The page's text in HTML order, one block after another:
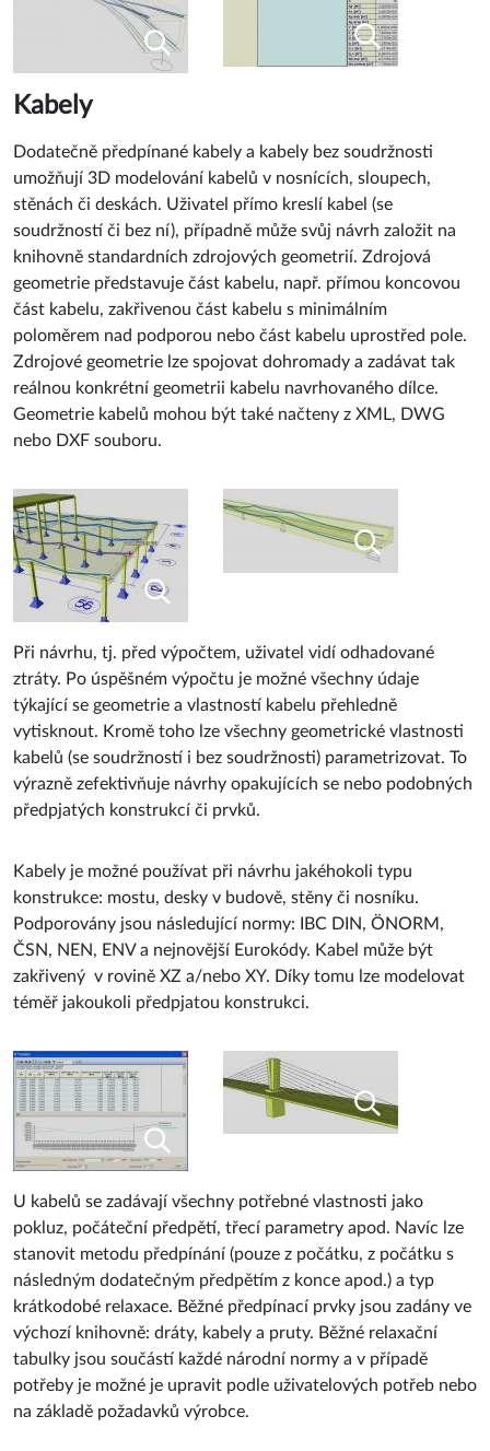
Dodatečně předpínané kabely a kabely bez soudržnosti
stěnách či deskách. Uživatel přímo kreslí kabel (se
soudržností či bez ní), případně může svůj návrh založit na
knihovně standardních zdrojových geometrií. Zdrojová
geometrie představuje část kabelu, např. přímou koncovou
část kabelu, zakřivenou část kabelu s minimálním
poloměrem nad podporou nebo část kabelu uprostřed pole.
Zdrojové geometrie lze spojovat dohromady a zadávat tak
reálnou konkrétní geometrii kabelu navrhovaného dílce.
Geometrie kabelů mohou být také načteny z XML, DWG
nebo DXF souboru.
Při návrhu, tj. před výpočtem, uživatel vidí odhadované
týkající se geometrie a vlastností kabelu přehledně
vytisknout. Kromě toho lze všechny geometrické vlastnosti
kabelů (se soudržností i bez soudržnosti) parametrizovat. To
výrazně zefektivňuje návrhy opakujících se nebo podobných
předpjatých konstrukcí či prvků.
Kabely je možné používat při návrhu jakéhokoli typu
Podporovány jsou následující normy: IBC DIN, ÖNORM,
ČSN, NEN, ENV a nejnovější Eurokódy. Kabel může být
zakřivený v rovině XZ a/nebo XY. Díky tomu lze modelovat
téměř jakoukoli předpjatou konstrukci.
U kabelů se zadávají všechny potřebné vlastnosti jako
stanovit metodu předpínání (pouze z počátku, z počátku s
následným dodatečným předpětím z konce apod.) a typ
krátkodobé relaxace. Běžné předpínací prvky jsou zadány ve
výchozí knihovně: dráty, kabely a pruty. Běžné relaxační
tabulky jsou součástí každé národní normy a v případě
potřeby je možné je upravit podle uživatelových potřeb nebo
na základě požadavků výrobce.